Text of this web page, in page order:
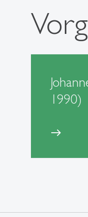
1990)
east